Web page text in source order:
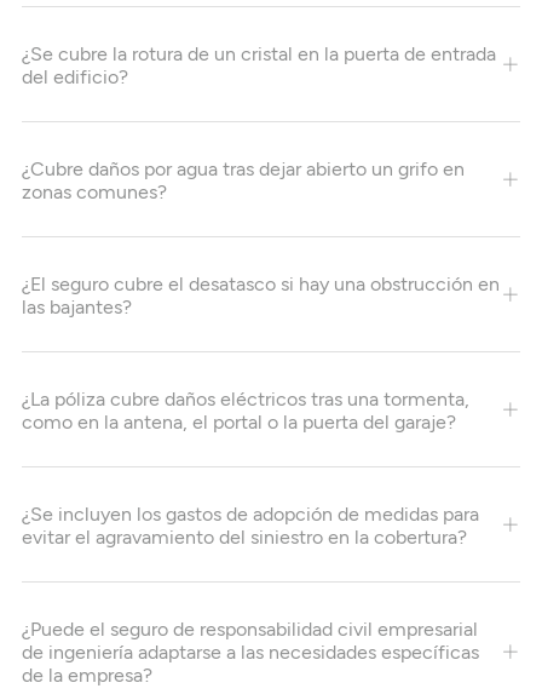
¿Se cubre la rotura de un cristal en la puerta de entrada
del edificio?
¿Cubre daños por agua tras dejar abierto un grifo en
zonas comunes?
¿El seguro cubre el desatasco si hay una obstrucción en
las bajantes?
¿La póliza cubre daños eléctricos tras una tormenta,
como en la antena, el portal o la puerta del garaje?
¿Se incluyen los gastos de adopción de medidas para
evitar el agravamiento del siniestro en la cobertura?
¿Puede el seguro de responsabilidad civil empresarial
de ingeniería adaptarse a las necesidades específicas
de la empresa?